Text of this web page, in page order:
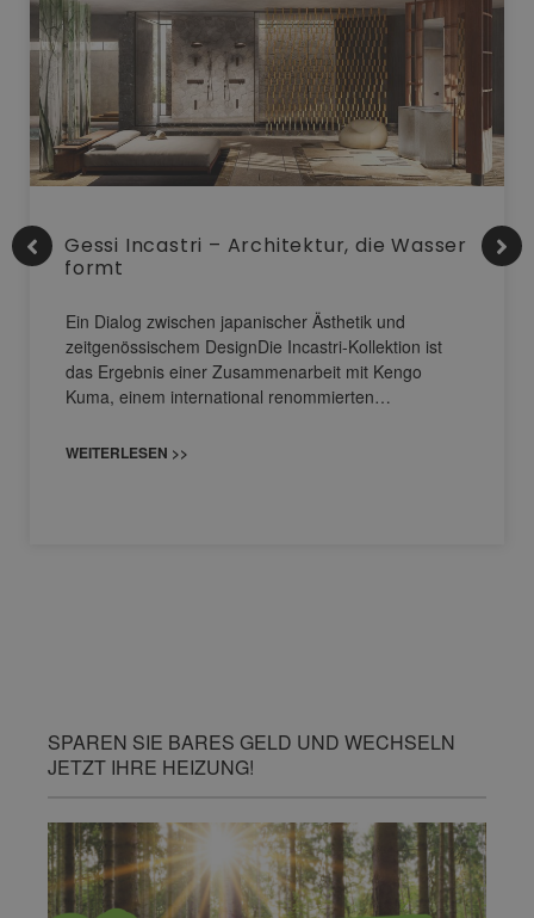
Gessi Incastri – Architektur, die Wasser
formt
Ein Dialog zwischen japanischer Ästhetik und
zeitgenössischem DesignDie Incastri-Kollektion ist
das Ergebnis einer Zusammenarbeit mit Kengo
Kuma, einem international renommierten…
WEITERLESEN >>
SPAREN SIE BARES GELD UND WECHSELN
JETZT IHRE HEIZUNG!